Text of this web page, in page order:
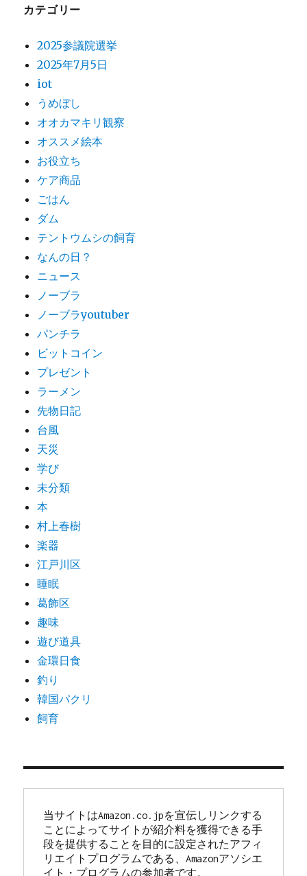
カテゴリー
2025参議院選挙
2025年7月5日
iot
うめぼし
オオカマキリ観察
オススメ絵本
お役立ち
ケア商品
ごはん
ダム
テントウムシの飼育
なんの日？
ニュース
ノーブラ
ノーブラyoutuber
パンチラ
ビットコイン
プレゼント
ラーメン
先物日記
台風
天災
学び
未分類
本
村上春樹
楽器
江戸川区
睡眠
葛飾区
趣味
遊び道具
金環日食
釣り
韓国パクリ
飼育
当サイトはAmazon.co.jpを宣伝しリンクする
ことによってサイトが紹介料を獲得できる手
段を提供することを目的に設定されたアフィ
リエイトプログラムである、Amazonアソシエ
イト・プログラムの参加者です。